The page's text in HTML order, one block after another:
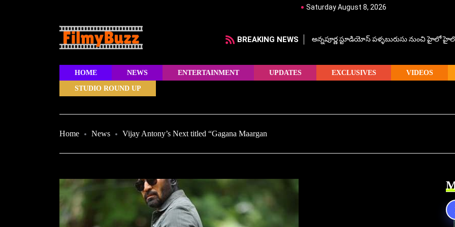
Saturday August 8, 2026
BREAKING NEWS అన్నపూర్ణ స్టూడియోస్ పళ్ళబురుసు నుంచి హైలో
HOME NEWS ENTERTAINMENT UPDATES EXCLUSIVES VIDEOS
STUDIO ROUND UP
Home News Vijay Antony’s Next titled “Gagana Maargan